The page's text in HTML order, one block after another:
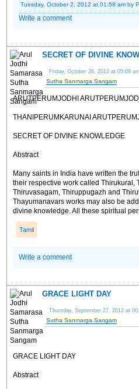
Tuesday, October 2, 2012 at 01:58 am by
Write a comment
SECRET OF DIVINE
Friday, October 26, 2012 at 05:09 am
Sutha Sanmarga Sangam
ARUTPERUMJODHI
THANIPERUMKARUNAI
SECRET OF DIVINE KNOWLEDGE
Abstract
Many saints in India have written the
their respective work called Thirukural,
Thiruvasagam, Thiruppugazh and
Thayumanavars works may also be
divine knowledge. All these spiritual
Tamil
Write a comment
GRACE LIGHT DAY
Thursday, September 27, 2012 at
Sutha Sanmarga Sangam
GRACE LIGHT DAY
Abstract